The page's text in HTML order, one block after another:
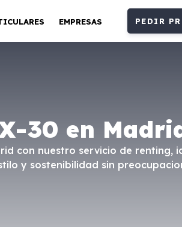
EMPRESAS PEDIR
30 en
con nuestro servicio de renting,
y sostenibilidad sin